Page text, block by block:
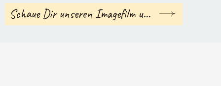
Schaue Dir unseren Imagefilm und eine Vorschau an